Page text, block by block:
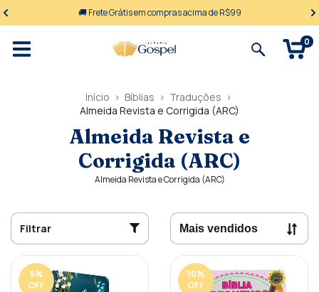
🚚 Frete Grátis em compras acima de R$99
0
Início > Bíblias > Traduções >
Almeida Revista e Corrigida (ARC)
Almeida Revista e
Corrigida (ARC)
Almeida Revista e Corrigida (ARC)
Filtrar
5%
OFF
10%
OFF